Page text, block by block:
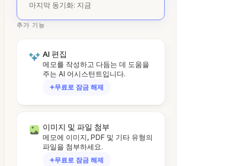
마지막 동기화: 지금
추가 기능
AI 편집
메모를 작성하고 다듬는 데 도움을
주는 AI 어시스턴트입니다.
무료로 잠금 해제
이미지 및 파일 첨부
메모에 이미지, PDF 및 기타 유형의
파일을 첨부하세요.
무료로 잠금 해제